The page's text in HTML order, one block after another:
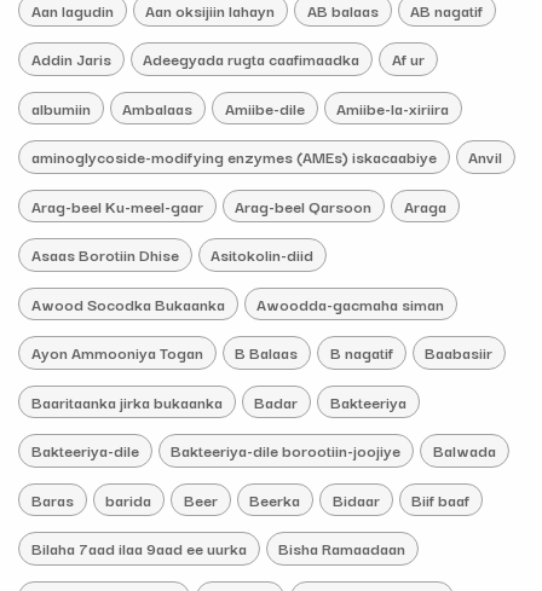
Aan lagudin Aan oksijiin lahayn AB balaas AB nagatif
Addin Jaris Adeegyada rugta caafimaadka Af ur
albumiin Ambalaas Amiibe-dile Amiibe-la-xiriira
aminoglycoside-modifying enzymes (AMEs) iskacaabiye Anvil
Arag-beel Ku-meel-gaar Arag-beel Qarsoon Araga
Asaas Borotiin Dhise Asitokolin-diid
Awood Socodka Bukaanka Awoodda-gacmaha siman
Ayon Ammooniya Togan B Balaas B nagatif Baabasiir
Baaritaanka jirka bukaanka Badar Bakteeriya
Bakteeriya-dile Bakteeriya-dile borootiin-joojiye Balwada
Baras barida Beer Beerka Bidaar Biif baaf
Bilaha 7aad ilaa 9aad ee uurka Bisha Ramaadaan